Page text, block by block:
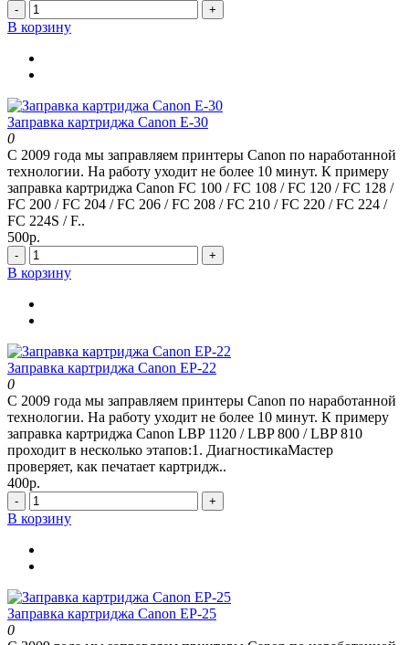
- +
В корзину
Заправка картриджа Canon E-30
0
С 2009 года мы заправляем принтеры Canon по наработанной
технологии. На работу уходит не более 10 минут. К примеру
заправка картриджа Canon FC 100 / FC 108 / FC 120 / FC 128 /
FC 200 / FC 204 / FC 206 / FC 208 / FC 210 / FC 220 / FC 224 /
FC 224S / F..
500р.
- +
В корзину
Заправка картриджа Canon EP-22
0
С 2009 года мы заправляем принтеры Canon по наработанной
технологии. На работу уходит не более 10 минут. К примеру
заправка картриджа Canon LBP 1120 / LBP 800 / LBP 810
проходит в несколько этапов:1. ДиагностикаМастер
проверяет, как печатает картридж..
400р.
- +
В корзину
Заправка картриджа Canon EP-25
0